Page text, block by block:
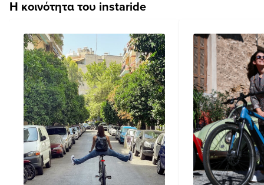
Η κοινότητα του instaride